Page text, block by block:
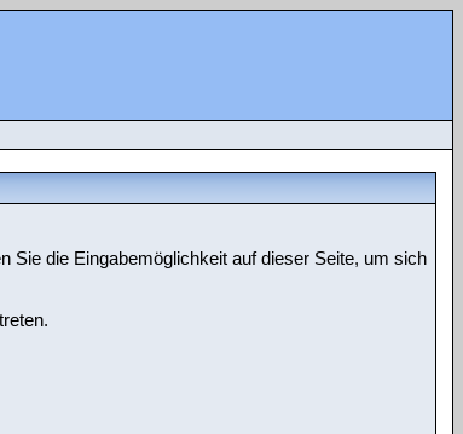
Sie die Eingabemöglichkeit auf dieser Seite, um sich